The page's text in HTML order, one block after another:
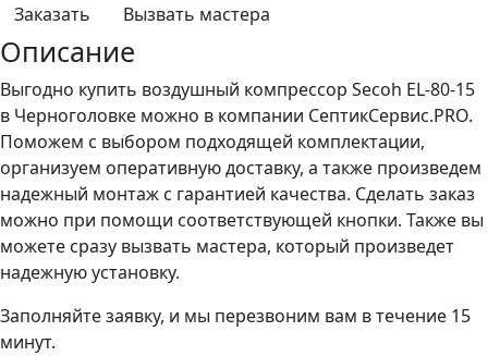
Заказать Вызвать мастера
Описание
Выгодно купить воздушный компрессор Secoh EL-80-15
в Черноголовке можно в компании СептикСервис.PRO.
Поможем с выбором подходящей комплектации,
организуем оперативную доставку, а также произведем
надежный монтаж с гарантией качества. Сделать заказ
можно при помощи соответствующей кнопки. Также вы
можете сразу вызвать мастера, который произведет
надежную установку.
Заполняйте заявку, и мы перезвоним вам в течение 15
минут.